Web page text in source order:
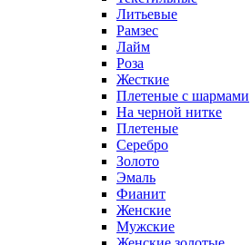
Литьевые
Рамзес
Лайм
Роза
Жесткие
Плетеные с шармами
На черной нитке
Плетеные
Серебро
Золото
Эмаль
Фианит
Женские
Мужские